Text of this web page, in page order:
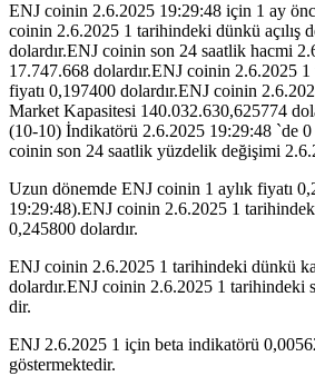
ENJ coinin 2.6.2025 19:29:48 için 1 ay
coinin 2.6.2025 1 tarihindeki dünkü açılış
dolardır.ENJ coinin son 24 saatlik hacmi
17.747.668 dolardır.ENJ coinin 2.6.2025
fiyatı 0,197400 dolardır.ENJ coinin
Market Kapasitesi 140.032.630,625774
(10-10) İndikatörü 2.6.2025 19:29:48 `de
coinin son 24 saatlik yüzdelik değişimi
Uzun dönemde ENJ coinin 1 aylık fiyatı
19:29:48).ENJ coinin 2.6.2025 1
0,245800 dolardır.
ENJ coinin 2.6.2025 1 tarihindeki dünkü
dolardır.ENJ coinin 2.6.2025 1 tarihindeki
dir.
ENJ 2.6.2025 1 için beta indikatörü
göstermektedir.